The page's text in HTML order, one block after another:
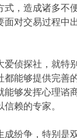
式，造成诸多不
面对交易过程中
爱侦探社，就特
能够提供完善
够发挥心理谘
赖的专家。
成纷争，特别是